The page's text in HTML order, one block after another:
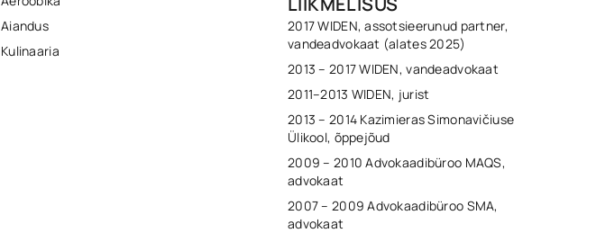
Aiandus
Kulinaaria
2017 WIDEN, assotsieerunud partner,
vandeadvokaat (alates 2025)
2013 – 2017 WIDEN, vandeadvokaat
2011–2013 WIDEN, jurist
2013 – 2014 Kazimieras Simonavičiuse
Ülikool, õppejõud
2009 – 2010 Advokaadibüroo MAQS,
advokaat
2007 – 2009 Advokaadibüroo SMA,
advokaat